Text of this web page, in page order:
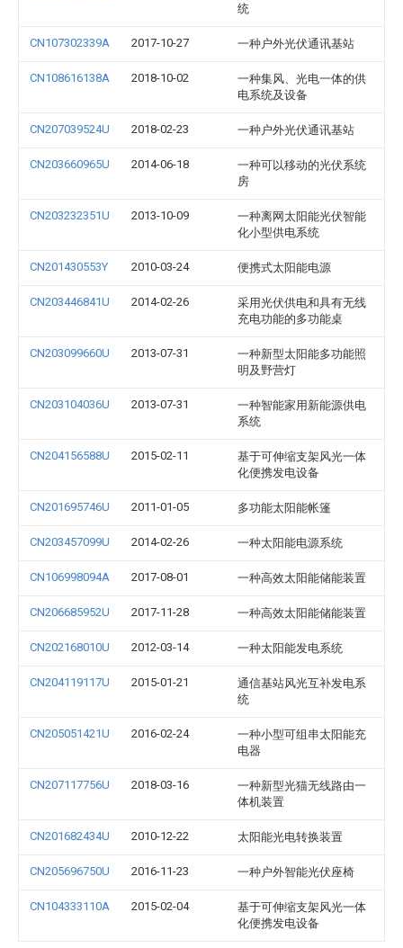
统
CN107302339A 2017-10-27 一种户外光伏通讯基站
CN108616138A 2018-10-02
一种集风、光电一体的供
电系统及设备
CN207039524U 2018-02-23 一种户外光伏通讯基站
CN203660965U 2014-06-18
一种可以移动的光伏系统
房
CN203232351U 2013-10-09
一种离网太阳能光伏智能
化小型供电系统
CN201430553Y 2010-03-24 便携式太阳能电源
CN203446841U 2014-02-26
采用光伏供电和具有无线
充电功能的多功能桌
CN203099660U 2013-07-31
一种新型太阳能多功能照
明及野营灯
CN203104036U 2013-07-31
一种智能家用新能源供电
系统
CN204156588U 2015-02-11
基于可伸缩支架风光一体
化便携发电设备
CN201695746U 2011-01-05 多功能太阳能帐篷
CN203457099U 2014-02-26 一种太阳能电源系统
CN106998094A 2017-08-01 一种高效太阳能储能装置
CN206685952U 2017-11-28 一种高效太阳能储能装置
CN202168010U 2012-03-14 一种太阳能发电系统
CN204119117U 2015-01-21
通信基站风光互补发电系
统
CN205051421U 2016-02-24
一种小型可组串太阳能充
电器
CN207117756U 2018-03-16
一种新型光猫无线路由一
体机装置
CN201682434U 2010-12-22 太阳能光电转换装置
CN205696750U 2016-11-23 一种户外智能光伏座椅
CN104333110A 2015-02-04
基于可伸缩支架风光一体
化便携发电设备